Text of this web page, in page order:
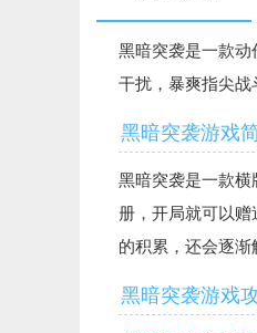
黑暗突袭是一款
干扰，暴爽指尖战
黑暗突袭游戏
黑暗突袭是一款
册，开局就可以
的积累，还会逐渐
黑暗突袭游戏